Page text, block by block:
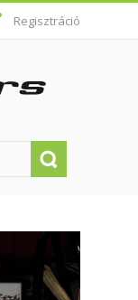
Regisztráció